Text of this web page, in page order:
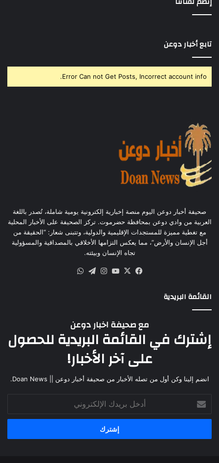
تابع أخبار دوعن
Error Can not Get Posts, Incorrect account info.
صحيفة أخبار دوعن اليوم منصة إخبارية إلكترونية يومية شاملة، تُصدر باللغة
العربية من وادي دوعن بمحافظة حضرموت. تركز الصحيفة على الأخبار المحلية
مع تغطية مميزة للمستجدات الإقليمية والدولية، وتتبنى شعار: “الحقيقة من
أجل الإنسان والأرض”، مما يعكس التزامها الأخلاقي بالمصداقية والمسؤولية
تجاه الإنسان وبيئته.
القائمة البريدية
مع صحيفة اخبار دوعن
إشترك في القائمة البريدية للحصول
على آخر الأخبار!
انضم إلينا وكن أول من تصله الأخبار من صحيفة أخبار دوعن || Doan News.